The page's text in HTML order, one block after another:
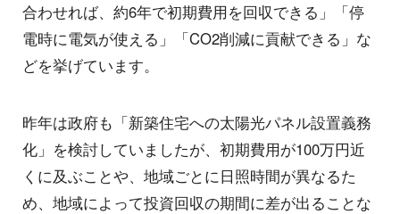
合わせれば、約6年で初期費用を回収できる」「停
電時に電気が使える」「CO2削減に貢献できる」な
どを挙げています。
昨年は政府も「新築住宅への太陽光パネル設置義務
化」を検討していましたが、初期費用が100万円近
くに及ぶことや、地域ごとに日照時間が異なるた
め、地域によって投資回収の期間に差が出ることな